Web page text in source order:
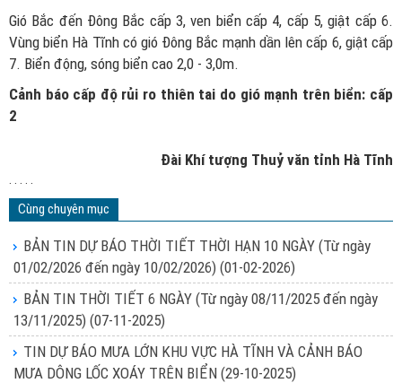
Gió Bắc đến Đông Bắc cấp 3, ven biển cấp 4, cấp 5, giật cấp 6.
Vùng biển Hà Tĩnh có gió Đông Bắc mạnh dần lên cấp 6, giật cấp
7. Biển động, sóng biển cao 2,0 - 3,0m.
Cảnh báo cấp độ rủi ro thiên tai do gió mạnh trên biển: cấp
2
Đài Khí tượng Thuỷ văn tỉnh Hà Tĩnh
. . . . .
Cùng chuyên mục
BẢN TIN DỰ BÁO THỜI TIẾT THỜI HẠN 10 NGÀY (Từ ngày
01/02/2026 đến ngày 10/02/2026) (01-02-2026)
BẢN TIN THỜI TIẾT 6 NGÀY (Từ ngày 08/11/2025 đến ngày
13/11/2025) (07-11-2025)
TIN DỰ BÁO MƯA LỚN KHU VỰC HÀ TĨNH VÀ CẢNH BÁO
MƯA DÔNG LỐC XOÁY TRÊN BIỂN (29-10-2025)